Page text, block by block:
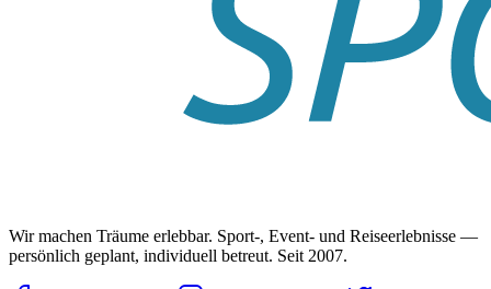
Wir machen Träume erlebbar. Sport-, Event- und Reiseerlebnisse —
persönlich geplant, individuell betreut. Seit 2007.